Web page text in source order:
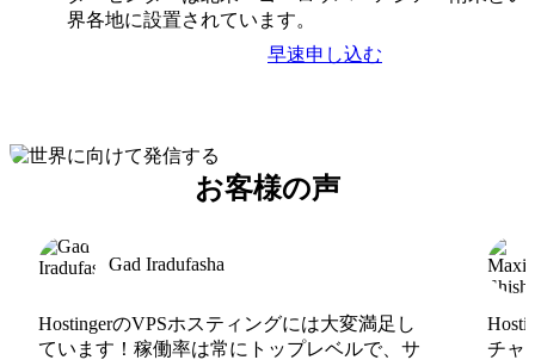
界各地に設置されています。
早速申し込む
お客様の声
Gad Iradufasha
HostingerのVPSホスティングには大変満足し
ています！稼働率は常にトップレベルで、サ
チャ